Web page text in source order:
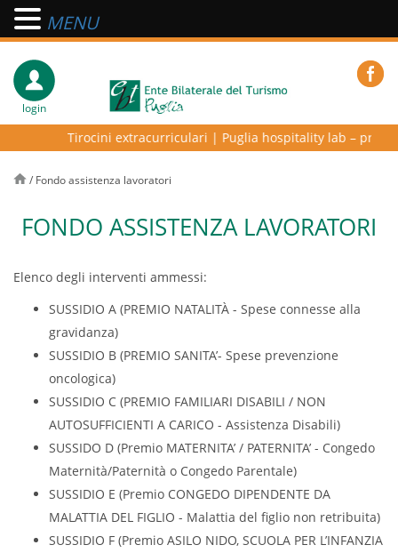
login
Tirocini extracurriculari|Puglia hospitality lab –
/ Fondo assistenza lavoratori
FONDO ASSISTENZA LAVORATORI
Elenco degli interventi ammessi:
SUSSIDIO A (PREMIO NATALITÀ - Spese connesse alla
gravidanza)
SUSSIDIO B (PREMIO SANITA’- Spese prevenzione
oncologica)
SUSSIDIO C (PREMIO FAMILIARI DISABILI / NON
AUTOSUFFICIENTI A CARICO - Assistenza Disabili)
SUSSIDO D (Premio MATERNITA’ / PATERNITA’ - Congedo
Maternità/Paternità o Congedo Parentale)
SUSSIDIO E (Premio CONGEDO DIPENDENTE DA
MALATTIA DEL FIGLIO - Malattia del figlio non retribuita)
SUSSIDIO F (Premio ASILO NIDO, SCUOLA PER L’INFANZIA
MENU